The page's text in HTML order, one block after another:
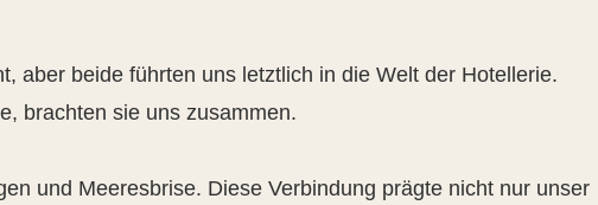
aber beide führten uns letztlich in die Welt der Hotellerie.
brachten sie uns zusammen.
und Meeresbrise. Diese Verbindung prägte nicht nur unser